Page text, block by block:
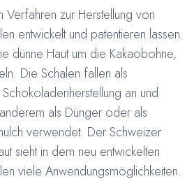
Verfahren zur Herstellung von
entwickelt und patentieren lassen.
dünne Haut um die Kakaobohne,
Die Schalen fallen als
an und
als Dünger oder als
verwendet. Der Schweizer
sieht in dem neu entwickelten
viele Anwendungsmöglichkeiten.